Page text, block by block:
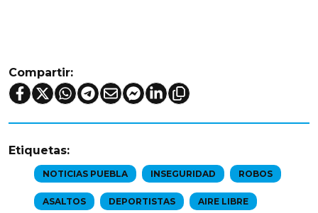
Compartir:
Etiquetas:
NOTICIAS PUEBLA INSEGURIDAD ROBOS
ASALTOS DEPORTISTAS AIRE LIBRE